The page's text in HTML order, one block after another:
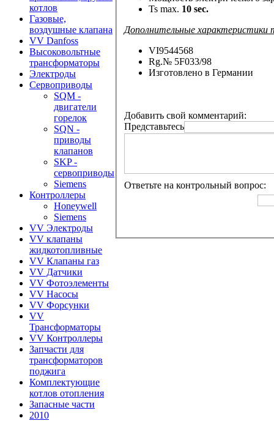
котлов
Газовые,
воздушные клапана
VV Danfoss
Высоковольтные
трансформаторы
Электроды
Сервоприводы
SQM -
двигатели
горелок
SQN -
приводы
клапанов
SKP -
сервоприводы
Siemens
Контроллеры
Honeywell
Siemens
VV Электроды
VV клапаны
жидкотопливные
VV Клапаны газ
VV Датчики
VV Фотоэлементы
VV Насосы
VV Форсунки
VV
Трансформаторы
VV Контроллеры
Запчасти для
трансформаторов
поджига
Комплектующие
котлов отопления
Запасные части
2010
Ts max. 10 sec.
Дополнительные
VI9544568
Rg.№ 5F033/98
Изготовлено в Германии
Добавить свой комментарий:
Представьтесь
Ответьте на контрольный вопрос: